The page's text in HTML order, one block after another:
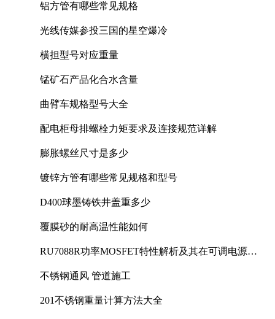
铝方管有哪些常见规格
光线传媒参投三国的星空爆冷
横担型号对应重量
锰矿石产品化合水含量
曲臂车规格型号大全
配电柜母排螺栓力矩要求及连接规范详解
膨胀螺丝尺寸是多少
镀锌方管有哪些常见规格和型号
D400球墨铸铁井盖重多少
覆膜砂的耐高温性能如何
RU7088R功率MOSFET特性解析及其在可调电源设
不锈钢通风 管道施工
201不锈钢重量计算方法大全